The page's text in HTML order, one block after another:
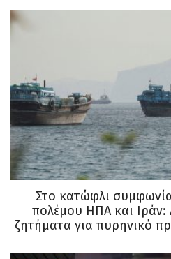
Στο κατώφλι
πολέμου ΗΠΑ και Ιράν:
ζητήματα για πυρηνικό